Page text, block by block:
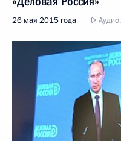
26 мая 2015 года